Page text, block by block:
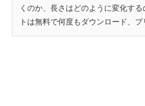
くのか、長さはどのように変化す
トは無料で何度もダウンロード、